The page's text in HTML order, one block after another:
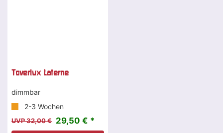
Toverlux Laterne
dimmbar
2-3 Wochen
UVP 32,00 € 29,50 € *